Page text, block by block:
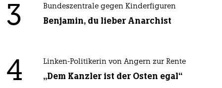
3 Bundeszentrale gegen Kinderfiguren
Benjamin, du lieber Anarchist
4 Linken-Politikerin von Angern zur Rente
„Dem Kanzler ist der Osten egal“